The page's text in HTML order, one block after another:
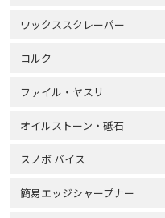
ワックススクレーパー
コルク
ファイル・ヤスリ
オイルストーン・砥石
スノボ バイス
簡易エッジシャープナー